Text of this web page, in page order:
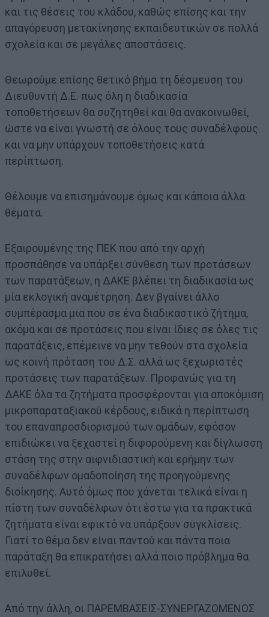
και τις θέσεις του κλάδου, καθώς επίσης και την
απαγόρευση μετακίνησης εκπαιδευτικών σε πολλά
σχολεία και σε μεγάλες αποστάσεις.
Θεωρούμε επίσης θετικό βήμα τη δέσμευση του
Διευθυντή Δ.Ε. πως όλη η διαδικασία
τοποθετήσεων θα συζητηθεί και θα ανακοινωθεί,
ώστε να είναι γνωστή σε όλους τους συναδέλφους
και να μην υπάρχουν τοποθετήσεις κατά
περίπτωση.
Θέλουμε να επισημάνουμε όμως και κάποια άλλα
θέματα.
Εξαιρουμένης της ΠΕΚ που από την αρχή
προσπάθησε να υπάρξει σύνθεση των προτάσεων
των παρατάξεων, η ΔΑΚΕ βλέπει τη διαδικασία ως
μία εκλογική αναμέτρηση. Δεν βγαίνει άλλο
συμπέρασμα μια που σε ένα διαδικαστικό ζήτημα,
ακόμα και σε προτάσεις που είναι ίδιες σε όλες τις
παρατάξεις, επέμεινε να μην τεθούν στα σχολεία
ως κοινή πρόταση του Δ.Σ. αλλά ως ξεχωριστές
προτάσεις των παρατάξεων. Προφανώς για τη
ΔΑΚΕ όλα τα ζητήματα προσφέρονται για αποκόμιση
μικροπαραταξιακού κέρδους, ειδικά η περίπτωση
του επαναπροσδιορισμού των ομάδων, εφόσον
επιδιώκει να ξεχαστεί η διφορούμενη και δίγλωσση
στάση της στην αιφνιδιαστική και ερήμην των
συναδέλφων ομαδοποίηση της προηγούμενης
διοίκησης. Αυτό όμως που χάνεται τελικά είναι η
πίστη των συναδέλφων ότι έστω για τα πρακτικά
ζητήματα είναι εφικτό να υπάρξουν συγκλίσεις.
Γιατί το θέμα δεν είναι παντού και πάντα ποια
παράταξη θα επικρατήσει αλλά ποιο πρόβλημα θα
επιλυθεί.
Από την άλλη, οι ΠΑΡΕΜΒΑΣΕΙΣ-ΣΥΝΕΡΓΑΖΟΜΕΝΟΣ